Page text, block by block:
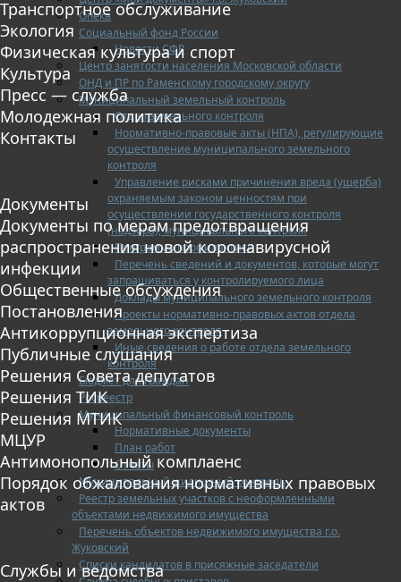
Опека
Социальный фонд России
Новости СФР
Центр занятости населения Московской области
ОНД и ПР по Раменскому городскому округу
Муниципальный земельный контроль
Отдел земельного контроля
Нормативно-правовые акты (НПА), регулирующие
осуществление муниципального земельного
контроля
Управление рисками причинения вреда (ущерба)
охраняемым законом ценностям при
осуществлении государственного контроля
(надзора), муниципального контроля
Программа профилактики
Перечень сведений и документов, которые могут
запрашиваться у контролируемого лица
Доклады муниципального земельного контроля
Проекты нормативно-правовых актов отдела
земельного контроля
Иные сведения о работе отдела земельного
контроля
Бюджет для граждан
Росреестр
Муниципальный финансовый контроль
Нормативные документы
План работ
Отчеты
Муниципальный жилищный контроль
Реестр земельных участков с неоформленными
объектами недвижимого имущества
Перечень объектов недвижимого имущества г.о.
Жуковский
Списки кандидатов в присяжные заседатели
Транспортное обслуживание
Экология
Физическая культура и спорт
Культура
Пресс — служба
Молодежная политика
Контакты
Документы
Документы по мерам предотвращения
распространения новой коронавирусной
инфекции
Общественные обсуждения
Постановления
Антикоррупционная экспертиза
Публичные слушания
Решения Совета депутатов
Решения ТИК
Решения МТИК
МЦУР
Антимонопольный комплаенс
Порядок обжалования нормативных правовых
актов
Службы и ведомства